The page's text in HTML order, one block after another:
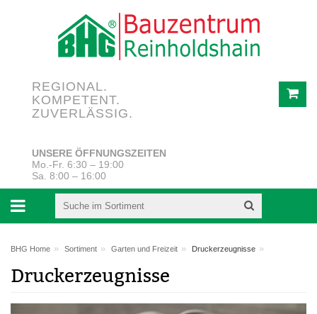
REGIONAL.
KOMPETENT.
ZUVERLÄSSIG.
UNSERE ÖFFNUNGSZEITEN
Mo.-Fr. 6:30 – 19:00
Sa. 8:00 – 16:00
BHG Home » Sortiment » Garten und Freizeit » Druckerzeugnisse »
Druckerzeugnisse